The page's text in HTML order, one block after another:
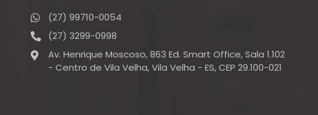
(27) 99710-0054
(27) 3299-0998
Av. Henrique Moscoso, 863 Ed. Smart Office, Sala 1.102
- Centro de Vila Velha, Vila Velha - ES, CEP 29.100-021